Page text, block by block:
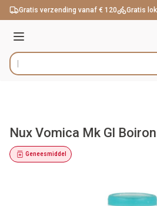
Ga naar de inhoud
Gratis verzending vanaf € 120 Gratis
Menu
Product, merk, categorie...
Nux Vomica Mk Gl Boiron
Geneesmiddel